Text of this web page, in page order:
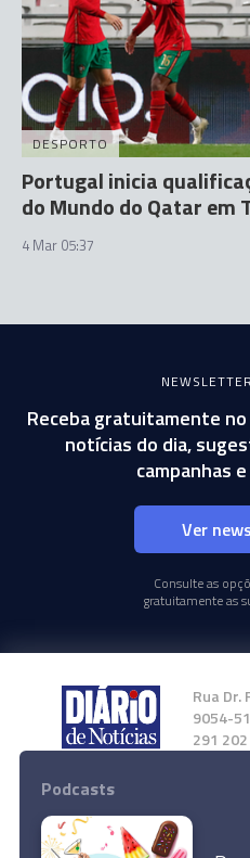
DESPORTO
Portugal inicia
do Mundo do Qatar em
4 Mar 05:37
Receba gratuitamente
notícias do dia,
campanhas
Ver
Consulte as
gratuitamente as
Rua Dr.
9054-
291
Instale a
Podcasts